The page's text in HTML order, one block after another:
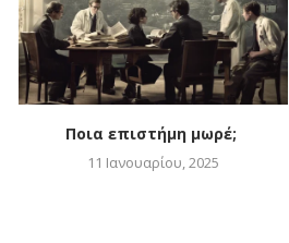
Ποια επιστήμη μωρέ;
11 Ιανουαρίου, 2025